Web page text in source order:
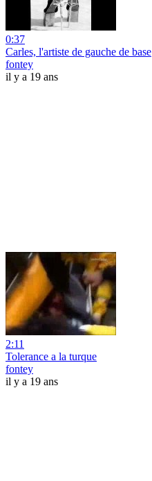
0:37
Carles, l'artiste de gauche de base
fontey
il y a 19 ans
2:11
Tolerance a la turque
fontey
il y a 19 ans